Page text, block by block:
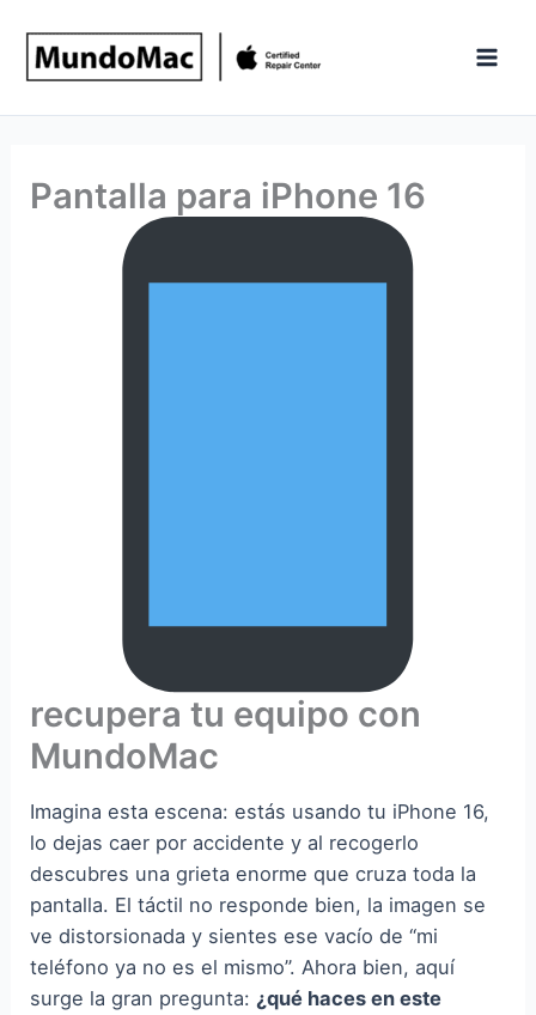
contenido
Pantalla para iPhone 16
recupera tu equipo con
MundoMac
Imagina esta escena: estás usando tu iPhone 16,
lo dejas caer por accidente y al recogerlo
descubres una grieta enorme que cruza toda la
pantalla. El táctil no responde bien, la imagen se
ve distorsionada y sientes ese vacío de “mi
teléfono ya no es el mismo”. Ahora bien, aquí
surge la gran pregunta: ¿qué haces en este